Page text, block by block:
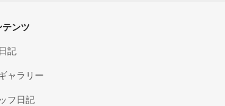
テンツ
記
ャラリー
フ日記